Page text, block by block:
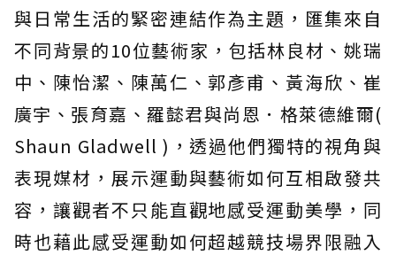
與日常生活的緊密連結作為主題，匯集來自
不同背景的10位藝術家，包括林良材、姚瑞
中、陳怡潔、陳萬仁、郭彥甫、黃海欣、崔
廣宇、張育嘉、羅懿君與尚恩．格萊德維爾(
Shaun Gladwell )，透過他們獨特的視角與
表現媒材，展示運動與藝術如何互相啟發共
容，讓觀者不只能直觀地感受運動美學，同
時也藉此感受運動如何超越競技場界限融入